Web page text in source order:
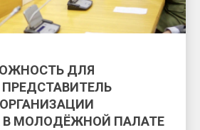
ДЛЯ
МОЛОДЁЖНОЙ ПАЛАТЕ